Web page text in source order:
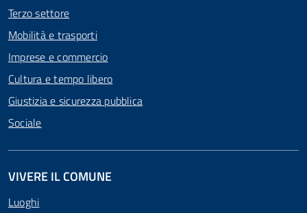
Terzo settore
Mobilità e trasporti
Imprese e commercio
Cultura e tempo libero
Giustizia e sicurezza pubblica
Sociale
VIVERE IL COMUNE
Luoghi